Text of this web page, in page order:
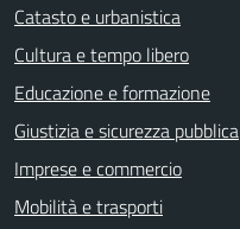
Catasto e urbanistica
Cultura e tempo libero
Educazione e formazione
Giustizia e sicurezza pubblica
Imprese e commercio
Mobilità e trasporti